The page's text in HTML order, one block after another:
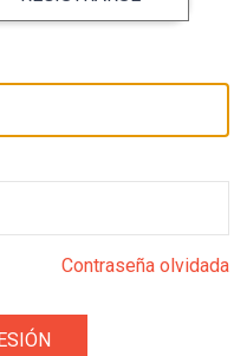
Contraseña olvidada